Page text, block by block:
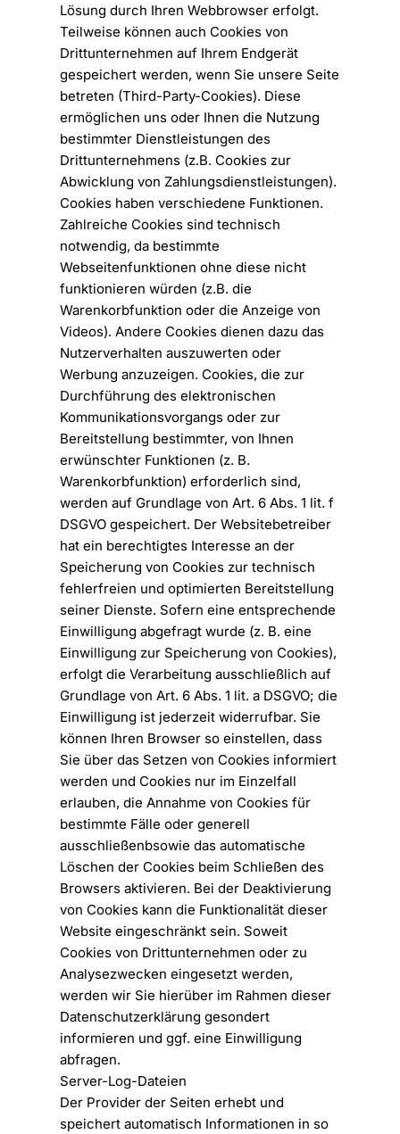
Lösung durch Ihren Webbrowser erfolgt.
Teilweise können auch Cookies von
Drittunternehmen auf Ihrem Endgerät
gespeichert werden, wenn Sie unsere Seite
betreten (Third-Party-Cookies). Diese
ermöglichen uns oder Ihnen die Nutzung
bestimmter Dienstleistungen des
Drittunternehmens (z.B. Cookies zur
Abwicklung von Zahlungsdienstleistungen).
Cookies haben verschiedene Funktionen.
Zahlreiche Cookies sind technisch
notwendig, da bestimmte
Webseitenfunktionen ohne diese nicht
funktionieren würden (z.B. die
Warenkorbfunktion oder die Anzeige von
Videos). Andere Cookies dienen dazu das
Nutzerverhalten auszuwerten oder
Werbung anzuzeigen. Cookies, die zur
Durchführung des elektronischen
Kommunikationsvorgangs oder zur
Bereitstellung bestimmter, von Ihnen
erwünschter Funktionen (z. B.
Warenkorbfunktion) erforderlich sind,
werden auf Grundlage von Art. 6 Abs. 1 lit. f
DSGVO gespeichert. Der Websitebetreiber
hat ein berechtigtes Interesse an der
Speicherung von Cookies zur technisch
fehlerfreien und optimierten Bereitstellung
seiner Dienste. Sofern eine entsprechende
Einwilligung abgefragt wurde (z. B. eine
Einwilligung zur Speicherung von Cookies),
erfolgt die Verarbeitung ausschließlich auf
Grundlage von Art. 6 Abs. 1 lit. a DSGVO; die
Einwilligung ist jederzeit widerrufbar. Sie
können Ihren Browser so einstellen, dass
Sie über das Setzen von Cookies informiert
werden und Cookies nur im Einzelfall
erlauben, die Annahme von Cookies für
bestimmte Fälle oder generell
ausschließenbsowie das automatische
Löschen der Cookies beim Schließen des
Browsers aktivieren. Bei der Deaktivierung
von Cookies kann die Funktionalität dieser
Website eingeschränkt sein. Soweit
Cookies von Drittunternehmen oder zu
Analysezwecken eingesetzt werden,
werden wir Sie hierüber im Rahmen dieser
Datenschutzerklärung gesondert
informieren und ggf. eine Einwilligung
abfragen.
Server-Log-Dateien
Der Provider der Seiten erhebt und
speichert automatisch Informationen in so